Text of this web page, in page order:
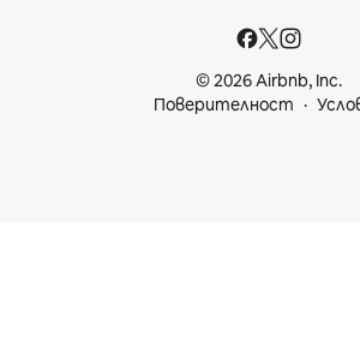
© 2026 Airbnb, Inc.
Поверителност